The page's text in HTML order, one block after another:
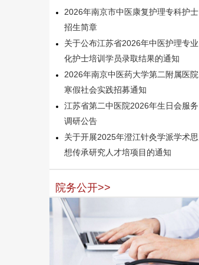
2026年南京市中医康复护理专科护士
招生简章
关于公布江苏省2026年中医护理专业
化护士培训学员录取结果的通知
2026年南京中医药大学第二附属医院
寒假社会实践招募通知
江苏省第二中医院2026年生日会服务
调研公告
关于开展2025年澄江针灸学派学术思
想传承研究人才培项目的通知
院务公开>>